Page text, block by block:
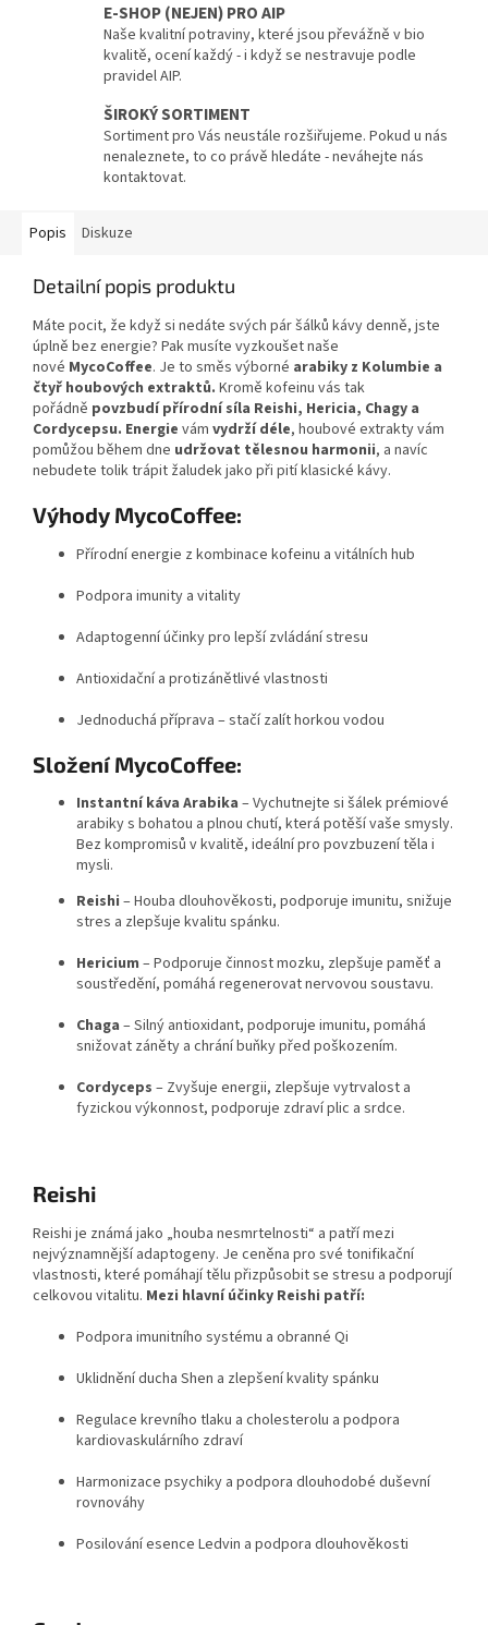
E-SHOP (NEJEN) PRO AIP
Naše kvalitní potraviny, které jsou převážně v bio
kvalitě, ocení každý - i když se nestravuje podle
pravidel AIP.
ŠIROKÝ SORTIMENT
Sortiment pro Vás neustále rozšiřujeme. Pokud u nás
nenaleznete, to co právě hledáte - neváhejte nás
kontaktovat.
Popis Diskuze
Detailní popis produktu
Máte pocit, že když si nedáte svých pár šálků kávy denně, jste
úplně bez energie? Pak musíte vyzkoušet naše
nové MycoCoffee. Je to směs výborné arabiky z Kolumbie a
čtyř houbových extraktů. Kromě kofeinu vás tak
pořádně povzbudí přírodní síla Reishi, Hericia, Chagy a
Cordycepsu. Energie vám vydrží déle, houbové extrakty vám
pomůžou během dne udržovat tělesnou harmonii, a navíc
nebudete tolik trápit žaludek jako při pití klasické kávy.
Výhody MycoCoffee:
Přírodní energie z kombinace kofeinu a vitálních hub
Podpora imunity a vitality
Adaptogenní účinky pro lepší zvládání stresu
Antioxidační a protizánětlivé vlastnosti
Jednoduchá příprava – stačí zalít horkou vodou
Složení MycoCoffee:
Instantní káva Arabika – Vychutnejte si šálek prémiové
arabiky s bohatou a plnou chutí, která potěší vaše smysly.
Bez kompromisů v kvalitě, ideální pro povzbuzení těla i
mysli.
Reishi – Houba dlouhověkosti, podporuje imunitu, snižuje
stres a zlepšuje kvalitu spánku.
Hericium – Podporuje činnost mozku, zlepšuje paměť a
soustředění, pomáhá regenerovat nervovou soustavu.
Chaga – Silný antioxidant, podporuje imunitu, pomáhá
snižovat záněty a chrání buňky před poškozením.
Cordyceps – Zvyšuje energii, zlepšuje vytrvalost a
fyzickou výkonnost, podporuje zdraví plic a srdce.
Reishi
Reishi je známá jako „houba nesmrtelnosti“ a patří mezi
nejvýznamnější adaptogeny. Je ceněna pro své tonifikační
vlastnosti, které pomáhají tělu přizpůsobit se stresu a podporují
celkovou vitalitu. Mezi hlavní účinky Reishi patří:
Podpora imunitního systému a obranné Qi
Uklidnění ducha Shen a zlepšení kvality spánku
Regulace krevního tlaku a cholesterolu a podpora
kardiovaskulárního zdraví
Harmonizace psychiky a podpora dlouhodobé duševní
rovnováhy
Posilování esence Ledvin a podpora dlouhověkosti